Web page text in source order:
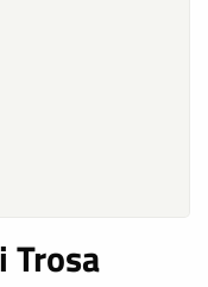
Trosa